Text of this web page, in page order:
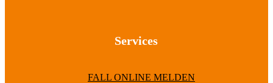
Services
FALL ONLINE MELDEN